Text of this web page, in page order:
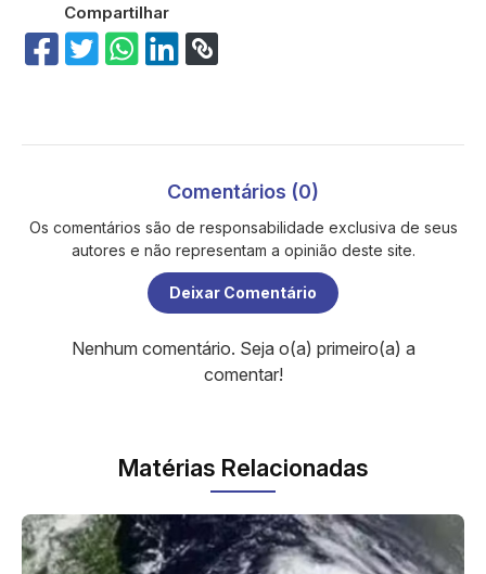
Compartilhar
Comentários (0)
Os comentários são de responsabilidade exclusiva de seus
autores e não representam a opinião deste site.
Deixar Comentário
Nenhum comentário. Seja o(a) primeiro(a) a
comentar!
Matérias Relacionadas